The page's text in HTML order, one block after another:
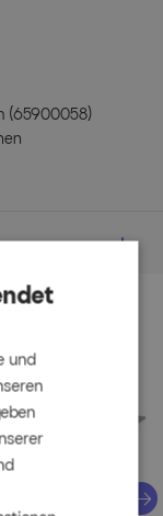
(65900058)
und